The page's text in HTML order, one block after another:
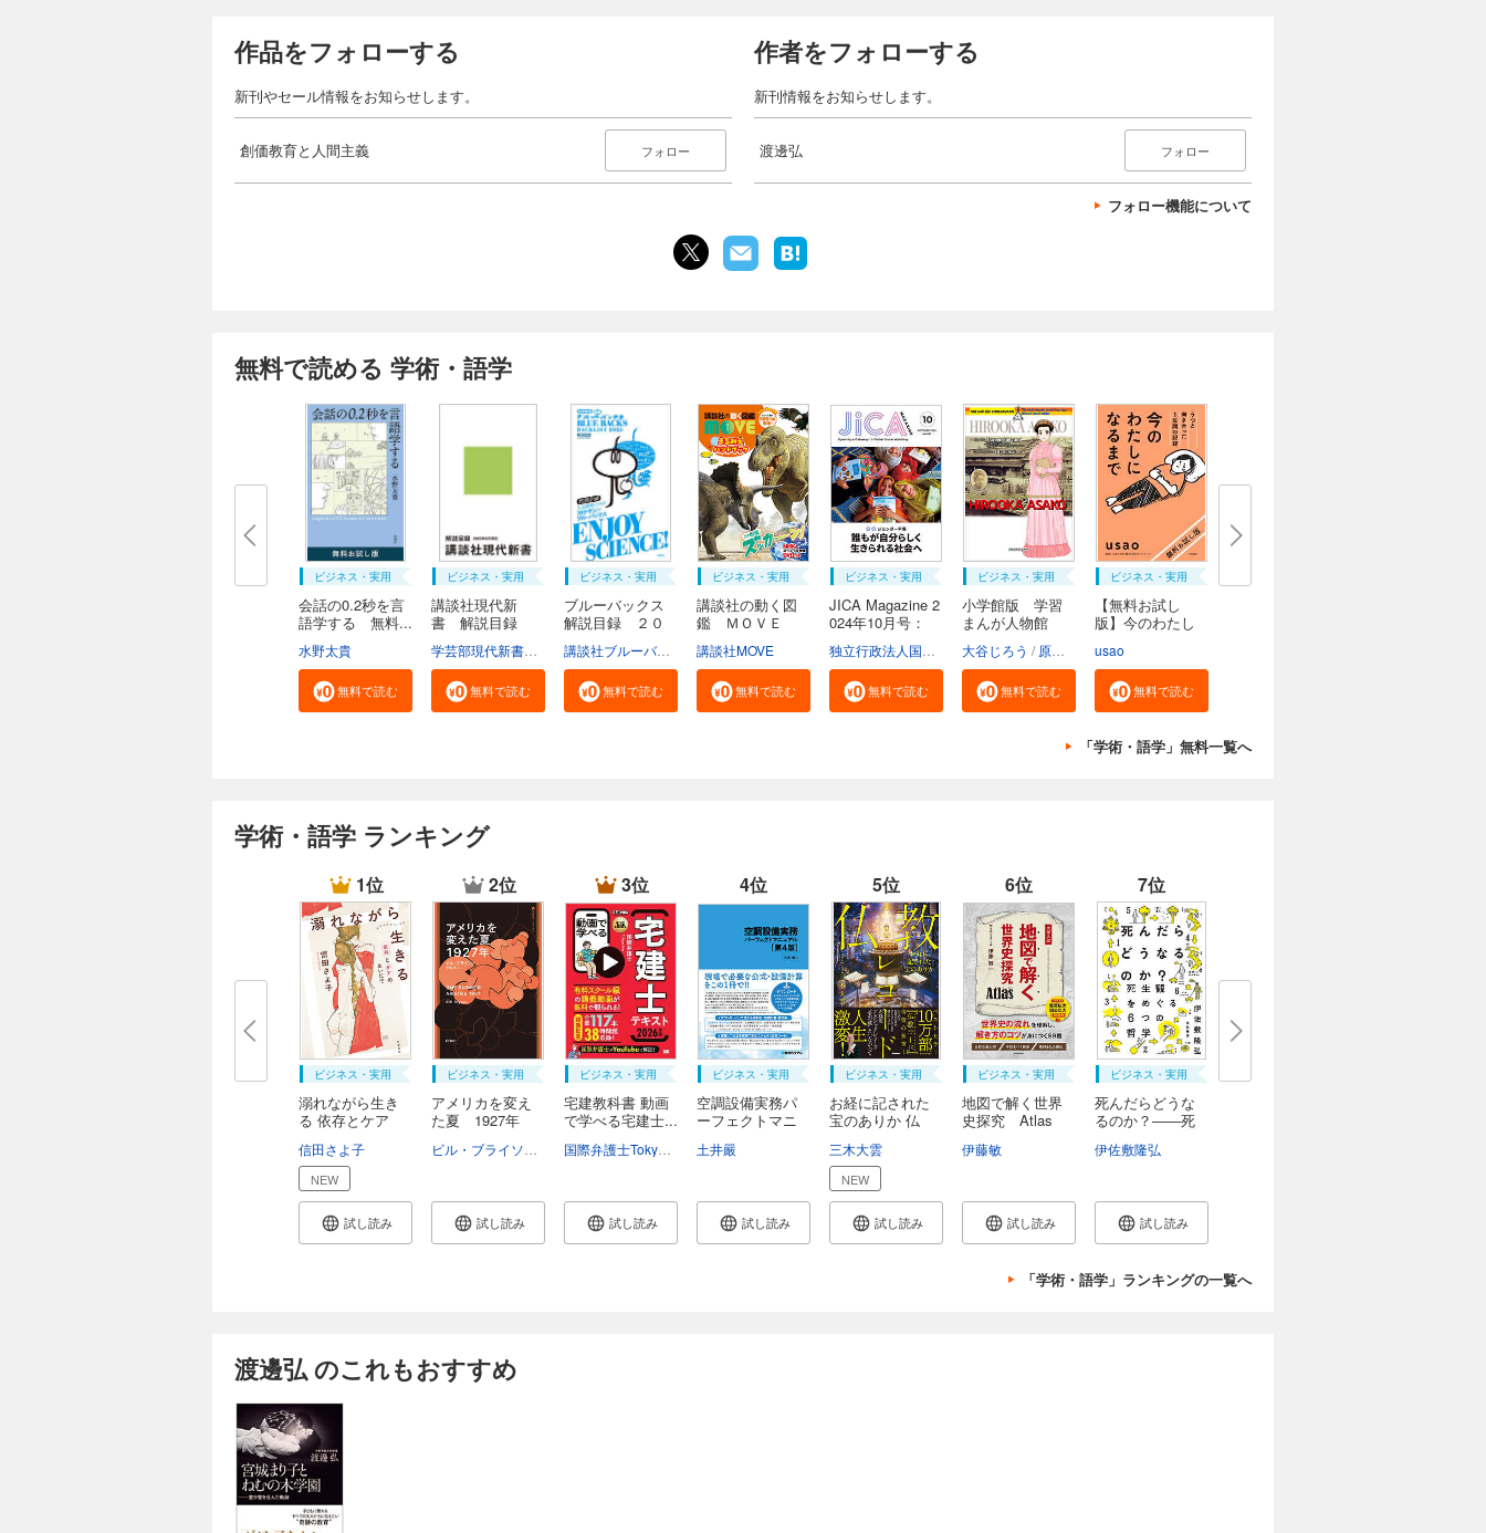
作品をフォローする
新刊やセール情報をお知らせします。
創価教育と人間主義 フォロー
作者をフォローする
新刊情報をお知らせします。
渡邊弘 フォロー
フォロー機能について
無料で読める 学術・語学
ビジネス・実用
会話の0.2秒を言
語学する 無料...
水野太貴
無料で読む
ビジネス・実用
講談社現代新
書 解説目録
無料で読む
ビジネス・実用
ブルーバックス
解説目録 ２０
講談社ブルーバックス
無料で読む
ビジネス・実用
講談社の動く図
鑑 ＭＯＶＥ
講談社MOVE
無料で読む
ビジネス・実用
JICA Magazine 2
024年10月号：
無料で読む
ビジネス・実用
小学館版 学習
まんが人物館
大谷じろう 原口泉
無料で読む
ビジネス・実用
【無料お試し
版】今のわたし
usao
無料で読む
「学術・語学」無料一覧へ
学術・語学 ランキング
1位
ビジネス・実用
溺れながら生き
る 依存とケア
信田さよ子
NEW
試し読み
2位
ビジネス・実用
アメリカを変え
た夏 1927年
伊藤真
試し読み
3位
ビジネス・実用
宅建教科書 動画
で学べる宅建士...
試し読み
4位
ビジネス・実用
空調設備実務パ
ーフェクトマニ
土井嚴
試し読み
5位
ビジネス・実用
お経に記された
宝のありか 仏
三木大雲
NEW
試し読み
6位
ビジネス・実用
地図で解く世界
史探究 Atlas
伊藤敏
試し読み
7位
ビジネス・実用
死んだらどうな
るのか？――死
伊佐敷隆弘
試し読み
「学術・語学」ランキングの一覧へ
渡邊弘 のこれもおすすめ